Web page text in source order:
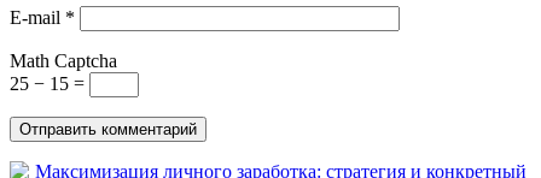
E-mail *
Math Captcha
25 − 15 =